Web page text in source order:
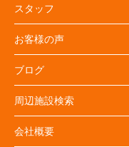
スタッフ
お客様の声
ブログ
周辺施設検索
会社概要